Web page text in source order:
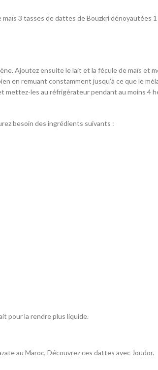
3 tasses de dattes de Bouzkri dénoyautées
Ajoutez ensuite le lait et la fécule de maïs et
en remuant constamment jusqu’à ce que le
les au réfrigérateur pendant au moins 4
besoin des ingrédients suivants :
pour la rendre plus liquide.
au Maroc, Découvrez ces dattes avec Joudor.